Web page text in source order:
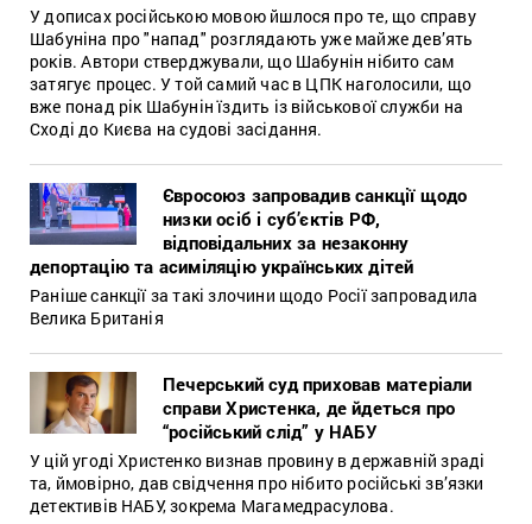
У дописах російською мовою йшлося про те, що справу
Шабуніна про "напад" розглядають уже майже дев’ять
років. Автори стверджували, що Шабунін нібито сам
затягує процес. У той самий час в ЦПК наголосили, що
вже понад рік Шабунін їздить із військової служби на
Сході до Києва на судові засідання.
Євросоюз запровадив санкції щодо
низки осіб і суб’єктів РФ,
відповідальних за незаконну
депортацію та асиміляцію українських дітей
Раніше санкції за такі злочини щодо Росії запровадила
Велика Британія
Печерський суд приховав матеріали
справи Христенка, де йдеться про
“російський слід” у НАБУ
У цій угоді Христенко визнав провину в державній зраді
та, ймовірно, дав свідчення про нібито російські зв’язки
детективів НАБУ, зокрема Магамедрасулова.